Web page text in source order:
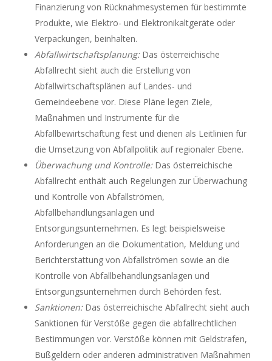
Finanzierung von Rücknahmesystemen für bestimmte
Produkte, wie Elektro- und Elektronikaltgeräte oder
Verpackungen, beinhalten.
Abfallwirtschaftsplanung:Das österreichische
Abfallrecht sieht auch die Erstellung von
Abfallwirtschaftsplänen auf Landes- und
Gemeindeebene vor. Diese Pläne legen Ziele,
Maßnahmen und Instrumente für die
Abfallbewirtschaftung fest und dienen als Leitlinien für
die Umsetzung von Abfallpolitik auf regionaler Ebene.
Überwachung und Kontrolle:Das österreichische
Abfallrecht enthält auch Regelungen zur Überwachung
und Kontrolle von Abfallströmen,
Abfallbehandlungsanlagen und
Entsorgungsunternehmen. Es legt beispielsweise
Anforderungen an die Dokumentation, Meldung und
Berichterstattung von Abfallströmen sowie an die
Kontrolle von Abfallbehandlungsanlagen und
Entsorgungsunternehmen durch Behörden fest.
Sanktionen:Das österreichische Abfallrecht sieht auch
Sanktionen für Verstöße gegen die abfallrechtlichen
Bestimmungen vor. Verstöße können mit Geldstrafen,
Bußgeldern oder anderen administrativen Maßnahmen